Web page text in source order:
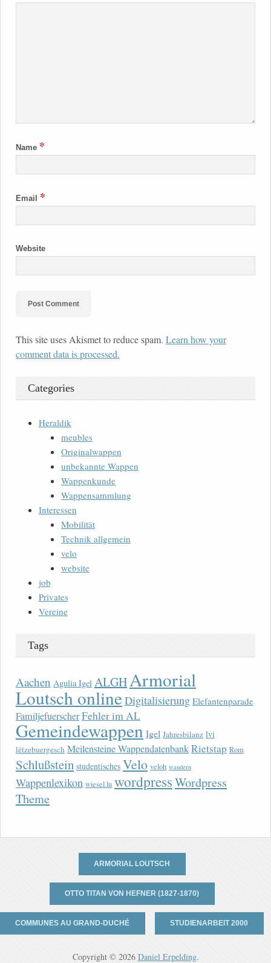
Name *
Email *
Website
This site uses Akismet to reduce spam. Learn how your
comment data is processed.
Categories
Heraldik
meubles
Originalwappen
unbekannte Wappen
Wappenkunde
Wappensammlung
Interessen
Mobilität
Technik allgemein
velo
website
job
Privates
Vereine
Tags
Aachen Agulia Igel ALGH Armorial
Loutsch onlineDigitalisierung Elefantenparade
FamiljefuerscherFehler im AL
Gemeindewappen Igel Jahresbilanz lvi
lëtzebuergesch Meilensteine WappendatenbankRietstap Rom
Schlußstein studentisches Velo veloh wandern
Wappenlexikon wiesel.lu wordpressWordpress
Theme
ARMORIAL LOUTSCH
OTTO TITAN VON HEFNER (1827-1870)
COMMUNES AU GRAND-DUCHÉ STUDIENARBEIT 2000
Copyright © 2026 Daniel Erpelding.